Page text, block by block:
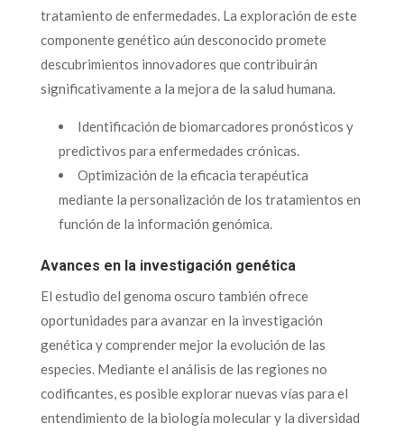
tratamiento de enfermedades. La exploración de este
componente genético aún desconocido promete
descubrimientos innovadores que contribuirán
significativamente a la mejora de la salud humana.
Identificación de biomarcadores pronósticos y
predictivos para enfermedades crónicas.
Optimización de la eficacia terapéutica
mediante la personalización de los tratamientos en
función de la información genómica.
Avances en la investigación genética
El estudio del genoma oscuro también ofrece
oportunidades para avanzar en la investigación
genética y comprender mejor la evolución de las
especies. Mediante el análisis de las regiones no
codificantes, es posible explorar nuevas vías para el
entendimiento de la biología molecular y la diversidad